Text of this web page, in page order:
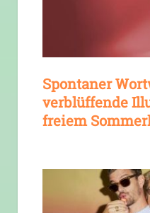
Spontaner
verblüffende
freiem